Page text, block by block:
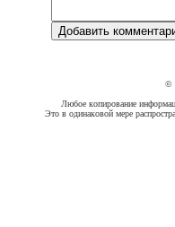
©
Любое копирование
Это в одинаковой мере